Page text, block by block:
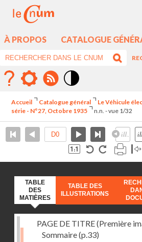
À PROPOS CATALOGUE
élévé
Accueil Catalogue général Le Véhicule
série - N°27, Octobre 1935
n.n. - vue 1/32
TABLE
DES
MATIÈRES
TABLE DES
ILLUSTRATIONS
PAGE DE TITRE (Première
Sommaire(p.33)